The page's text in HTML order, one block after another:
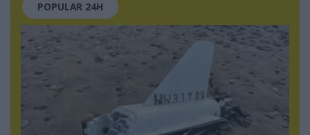
POPULAR 24H